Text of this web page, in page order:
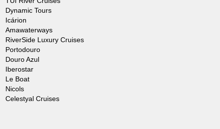
Dynamic Tours
Icárion
Amawaterways
RiverSide Luxury Cruises
Portodouro
Douro Azul
Iberostar
Le Boat
Nicols
Celestyal Cruises